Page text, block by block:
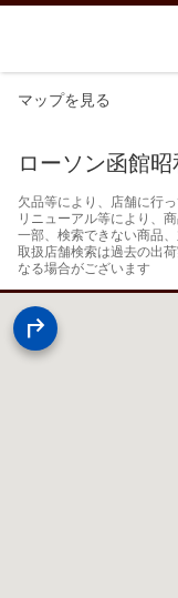
マップを見る
ローソン函館昭
欠品等により、店舗に行
リニューアル等により、
一部、検索できない商品
取扱店舗検索は過去の出
なる場合がございます